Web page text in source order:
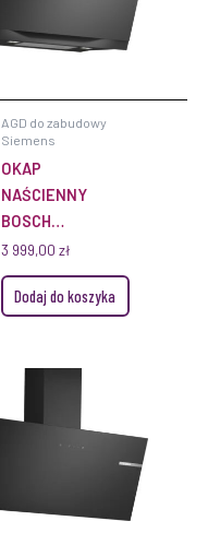
AGD do zabudowy
Siemens
OKAP
NAŚCIENNY
BOSCH
DWK91LT60 90
CM SERIE 8
CZARNE SZKŁO
3 999,00 zł
Dodaj do koszyka